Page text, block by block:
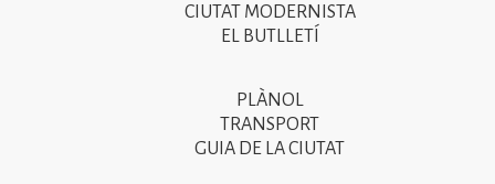
CIUTAT MODERNISTA
EL BUTLLETÍ
PLÀNOL
TRANSPORT
GUIA DE LA CIUTAT